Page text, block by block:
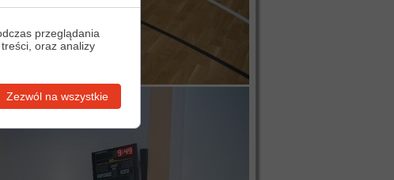
przeglądania
oraz analizy
Zezwól na wszystkie